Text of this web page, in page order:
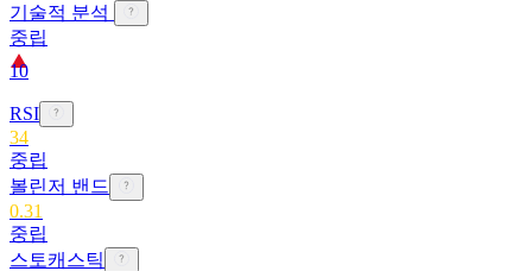
기술적 분석
중립
10
RSI
34
중립
볼린저 밴드
0.31
중립
스토캐스틱